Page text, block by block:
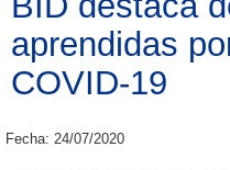
aprendidas
COVID-19
Fecha: 24/07/2020